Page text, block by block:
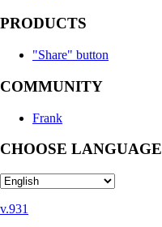
PRODUCTS
"Share" button
COMMUNITY
Frank
CHOOSE LANGUAGE
v.931